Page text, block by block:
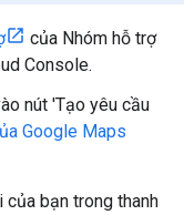
của Nhóm hỗ trợ
Console.
nút 'Tạo yêu cầu
Google Maps
của bạn trong thanh